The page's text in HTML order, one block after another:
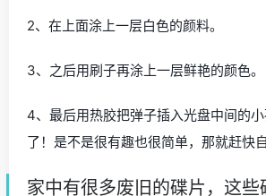
习下如何用光碟手工制作这个有趣的小玩
材料准备：旧光盘、颜料、画笔、磨砂
方法步骤：
1、用磨砂纸将光盘上面的图案磨擦掉。